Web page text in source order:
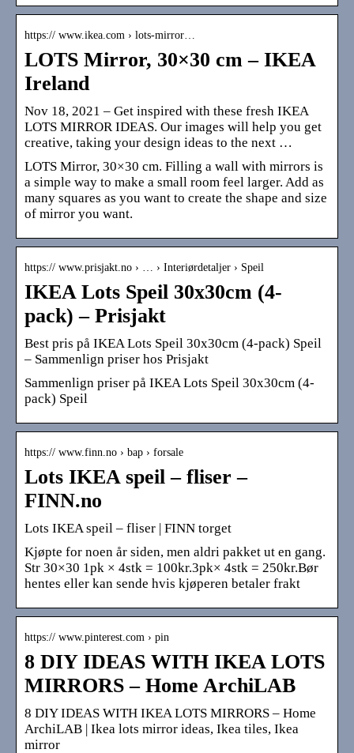
https:// www.ikea.com › lots-mirror…
LOTS Mirror, 30×30 cm – IKEA
Ireland
Nov 18, 2021 – Get inspired with these fresh IKEA
LOTS MIRROR IDEAS. Our images will help you get
creative, taking your design ideas to the next …
LOTS Mirror, 30×30 cm. Filling a wall with mirrors is
a simple way to make a small room feel larger. Add as
many squares as you want to create the shape and size
of mirror you want.
https:// www.prisjakt.no › … › Interiørdetaljer › Speil
IKEA Lots Speil 30x30cm (4-
pack) – Prisjakt
Best pris på IKEA Lots Speil 30x30cm (4-pack) Speil
– Sammenlign priser hos Prisjakt
Sammenlign priser på IKEA Lots Speil 30x30cm (4-
pack) Speil
https:// www.finn.no › bap › forsale
Lots IKEA speil – fliser –
FINN.no
Lots IKEA speil – fliser | FINN torget
Kjøpte for noen år siden, men aldri pakket ut en gang.
Str 30×30 1pk × 4stk = 100kr.3pk× 4stk = 250kr.Bør
hentes eller kan sende hvis kjøperen betaler frakt
https:// www.pinterest.com › pin
8 DIY IDEAS WITH IKEA LOTS
MIRRORS – Home ArchiLAB
8 DIY IDEAS WITH IKEA LOTS MIRRORS – Home
ArchiLAB | Ikea lots mirror ideas, Ikea tiles, Ikea
mirror